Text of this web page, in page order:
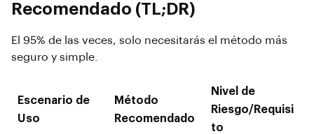
Recomendado (TL;DR)
El 95% de las veces, solo necesitarás el método más
seguro y simple.
Escenario de
Uso
Método
Recomendado
Nivel de
Riesgo/Requisi
to